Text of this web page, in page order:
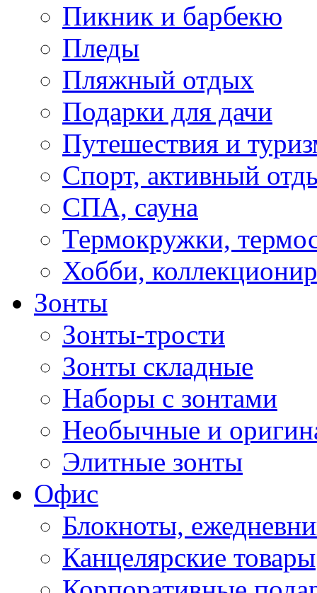
Пикник и барбекю
Пледы
Пляжный отдых
Подарки для дачи
Путешествия и
Спорт, активный
СПА, сауна
Термокружки,
Хобби,
Зонты
Зонты-трости
Зонты складные
Наборы с зонтами
Необычные и
Элитные зонты
Офис
Блокноты,
Канцелярские товары